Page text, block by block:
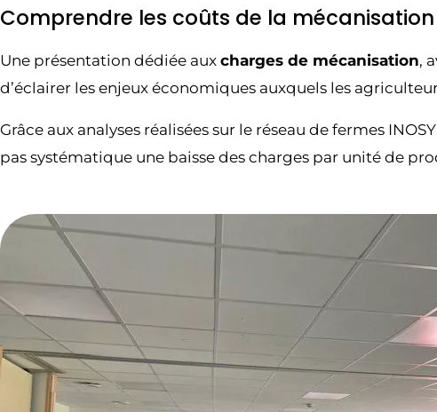
Comprendre les coûts de la
Une présentation dédiée aux charges de mécanisation,
d’éclairer les enjeux économiques auxquels les
Grâce aux analyses réalisées sur le réseau de fermes
pas systématique une baisse des charges par unité de